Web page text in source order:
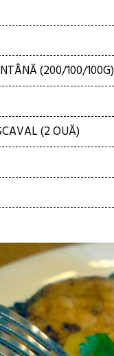
(200/100/100G)
(2 OUĂ)